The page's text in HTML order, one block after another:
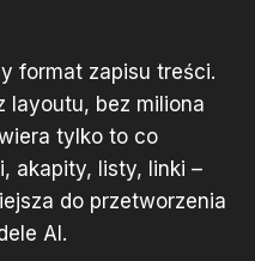
format zapisu treści.
layoutu, bez miliona
tylko to co
akapity, listy, linki –
do przetworzenia
AI.